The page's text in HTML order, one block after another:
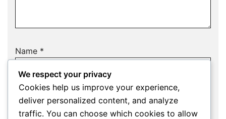
Name *
Email*
We respect your privacy
Cookies help us improve your experience,
deliver personalized content, and analyze
traffic. You can choose which cookies to allow